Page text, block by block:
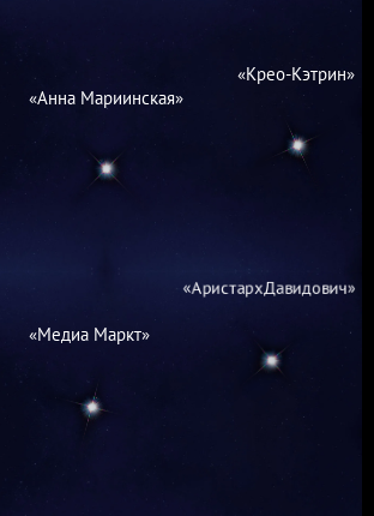
«Анна Мариинская»
«Крео-Кэтрин»
«Медиа Маркт»
«АристархДавидович»